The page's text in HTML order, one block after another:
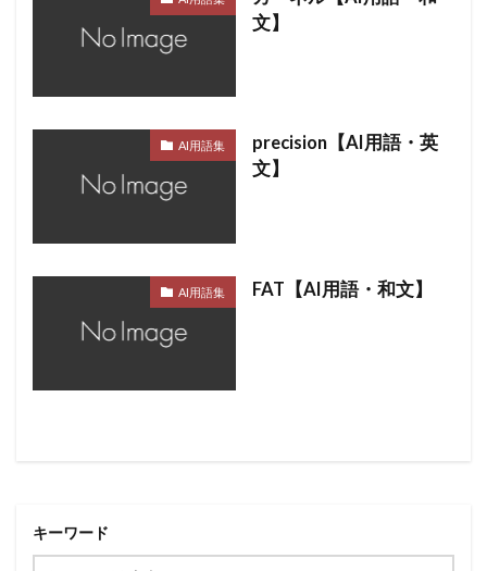
文】
AI用語集
precision【AI用語・英
文】
AI用語集 FAT【AI用語・和文】
キーワード